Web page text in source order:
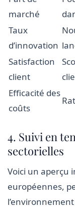
marché
Taux
d’innovation
Satisfaction
client
Efficacité des
coûts
4. Suivi en
sectorielles
Voici un aperçu
européennes,